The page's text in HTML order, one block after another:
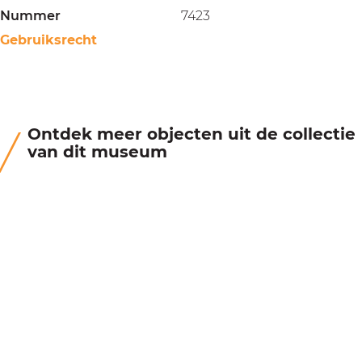
Nummer
7423
Gebruiksrecht
Ontdek meer objecten uit de collectie
van dit museum